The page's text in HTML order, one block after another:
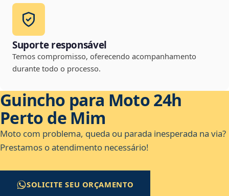
Suporte responsável
Temos compromisso, oferecendo acompanhamento
durante todo o processo.
Guincho para Moto 24h
Perto de Mim
Moto com problema, queda ou parada inesperada na via?
Prestamos o atendimento necessário!
SOLICITE SEU ORÇAMENTO